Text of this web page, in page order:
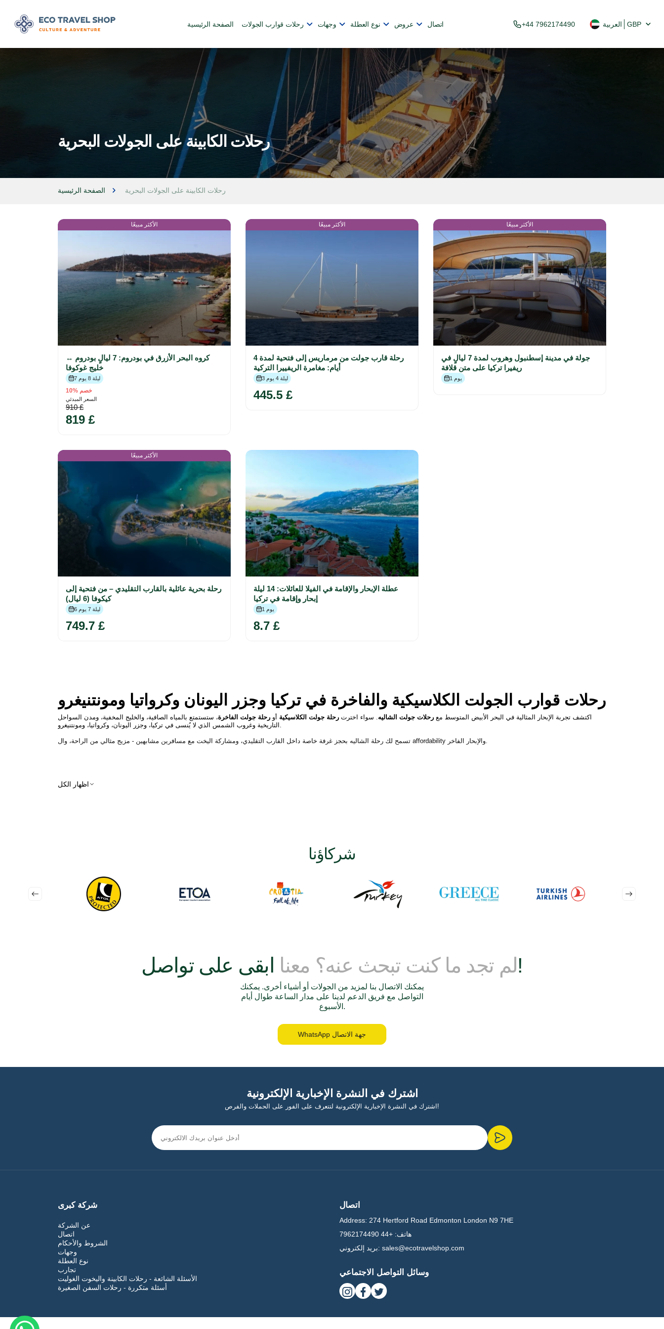
الصفحة الرئيسية رحلات قوارب الجولات وجهات نوع العطلة عروض اتصال +44 7962174490 العربية GBP
رحلات الكابينة على الجولات البحرية
الصفحة الرئيسية رحلات الكابينة على الجولات البحرية
الأكثر مبيعًا
كروه البحر الأزرق في بودروم: 7 ليالٍ بودروم ↔
خليج غوكوفا
7 ليلة 8 يوم
خصم %10
السعر المبدئي
910 £
819 £
الأكثر مبيعًا
رحلة قارب جولت من مرماريس إلى فتحية لمدة 4
أيام: مغامرة الريفييرا التركية
3 ليلة 4 يوم
445.5 £
الأكثر مبيعًا
جولة في مدينة إسطنبول وهروب لمدة 7 ليالٍ في
ريفيرا تركيا على متن قلافة
1 يوم
الأكثر مبيعًا
رحلة بحرية عائلية بالقارب التقليدي – من فتحية إلى
كيكوفا (6 ليال)
6 ليلة 7 يوم
749.7 £
عطلة الإبحار والإقامة في الفيلا للعائلات: 14 ليلة
إبحار وإقامة في تركيا
1 يوم
8.7 £
رحلات قوارب الجولت الكلاسيكية والفاخرة في تركيا وجزر اليونان وكرواتيا ومونتنيغرو
اكتشف تجربة الإبحار المثالية في البحر الأبيض المتوسط مع رحلات جولت الشاليه. سواء اخترت رحلة جولت الكلاسيكية أو رحلة جولت الفاخرة، ستستمتع بالمياه الصافية، والخليج المخفية، ومدن السواحل
التاريخية وغروب الشمس الذي لا يُنسى في تركيا، وجزر اليونان، وكرواتيا، ومونتنيغرو.
تسمح لك رحلة الشاليه بحجز غرفة خاصة داخل القارب التقليدي، ومشاركة اليخت مع مسافرين مشابهين - مزيج مثالي من الراحة، وال affordability والإبحار الفاخر.
ما هي رحلة جولت الشاليه؟
رحلات الشاليه في كرواتيا - أناقة الأدرياتيكي
الكلاسيكي مقابل الفاخر في رحلات جولت الشاليه
جولت الكلاسيكية (عادية / ممتازة)
غرف أكبر
فضاءات سطح علوية فائقة
راحة فاخرة 5*+
اظهار الكل
شركاؤنا
لم تجد ما كنت تبحث عنه؟ معناابقى على تواصل!
يمكنك الاتصال بنا لمزيد من الجولات أو أشياء أخرى. يمكنك
التواصل مع فريق الدعم لدينا على مدار الساعة طوال أيام
الأسبوع.
WhatsApp جهة الاتصال
اشترك في النشرة الإخبارية الإلكترونية
اشترك في النشرة الإخبارية الإلكترونية لتتعرف على الفور على الحملات والفرص!
شركة كبرى
عن الشركة
اتصال
الشروط والأحكام
وجهات
نوع العطلة
تجارب
الأسئلة الشائعة - رحلات الكابينة واليخوت الغوليت
أسئلة متكررة - رحلات السفن الصغيرة
اتصال
Address: 274 Hertford Road Edmonton London N9 7HE
هاتف: +44 7962174490
بريد إلكتروني: sales@ecotravelshop.com
وسائل التواصل الاجتماعي